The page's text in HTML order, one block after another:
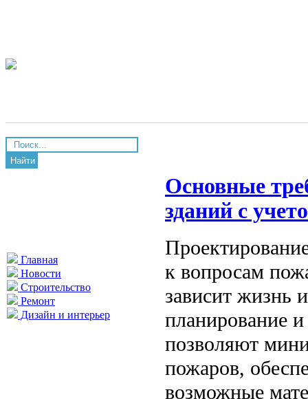
Найти
Главная
Новости
Строительство
Ремонт
Дизайн и интерьер
Основные
зданий с
к вопросам
зависит жизнь
планирование
позволяют
пожаров,
возможные